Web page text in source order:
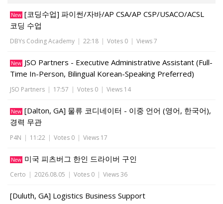
New [코딩수업] 파이썬/자바/AP CSA/AP CSP/USACO/ACSL
코딩 수업
DBYs Coding Academy | 22:18 | Votes 0 | Views 7
New JSO Partners - Executive Administrative Assistant (Full-
Time In-Person, Bilingual Korean-Speaking Preferred)
JSO Partners | 17:57 | Votes 0 | Views 14
New [Dalton, GA] 물류 코디네이터 - 이중 언어 (영어, 한국어),
경력 무관
P4N | 11:22 | Votes 0 | Views 17
New 미국 피츠버그 한인 드라이버 구인
Certo | 2026.08.05 | Votes 0 | Views 36
[Duluth, GA] Logistics Business Support